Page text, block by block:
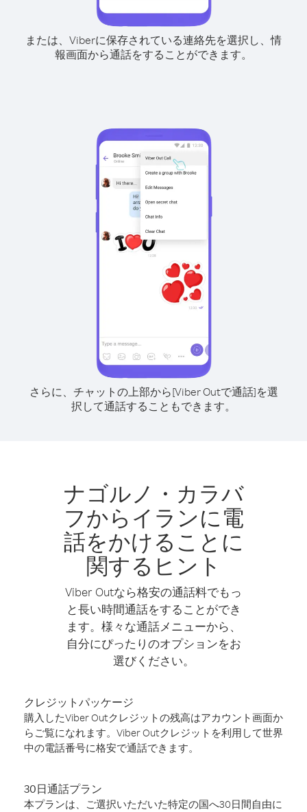
または、Viberに保存されている連絡先を選択し、情
報画面から通話をすることができます。
さらに、チャットの上部から[Viber Outで通話]を選
択して通話することもできます。
ナゴルノ・カラバ
フからイランに電
話をかけることに
関するヒント
Viber Outなら格安の通話料でもっ
と長い時間通話をすることができ
ます。様々な通話メニューから、
自分にぴったりのオプションをお
選びください。
クレジットパッケージ
購入したViber Outクレジットの残高はアカウント画面か
らご覧になれます。Viber Outクレジットを利用して世界
中の電話番号に格安で通話できます。
30日通話プラン
本プランは、ご選択いただいた特定の国へ30日間自由に